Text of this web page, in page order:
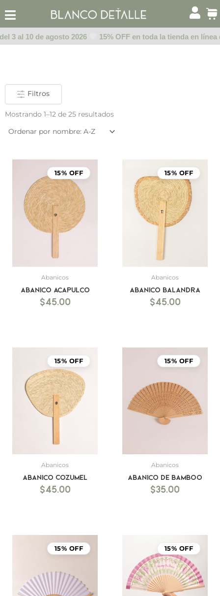
al
contenido
3 al 10 de agosto 2026 15% OFF en toda la tienda en línea
Filtros
Mostrando 1–12 de 25 resultados
15% OFF
Abanicos
Abanico Acapulco
$45.00
15% OFF
Abanicos
Abanico Balandra
$45.00
15% OFF
Abanicos
Abanico Cozumel
$45.00
15% OFF
Abanicos
Abanico de bamboo
$35.00
15% OFF 15% OFF